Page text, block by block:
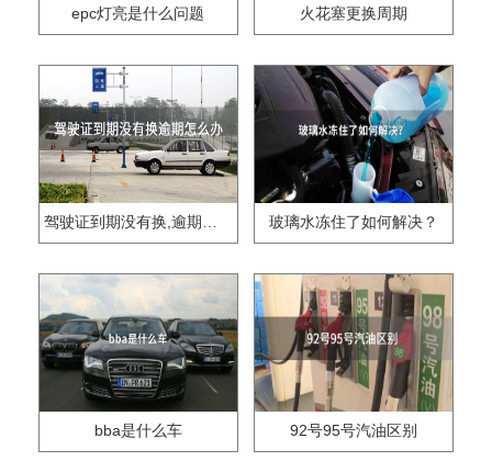
epc灯亮是什么问题 火花塞更换周期
驾驶证到期没有换,逾期怎么办?? 玻璃水冻住了如何解决？
bba是什么车 92号95号汽油区别